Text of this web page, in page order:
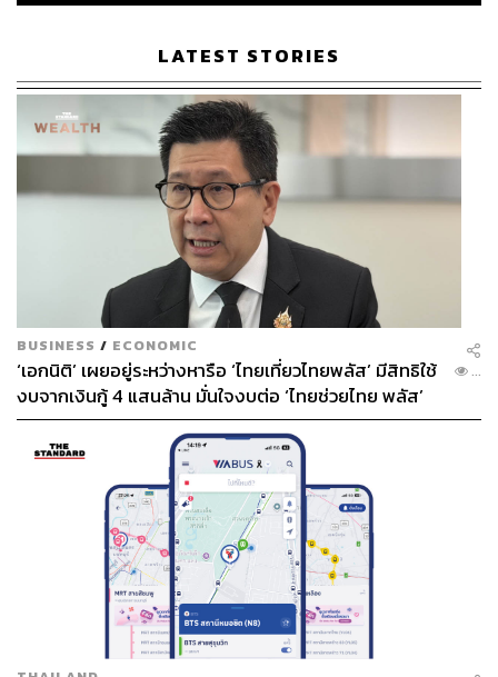
ประโยชน์จากกลไกของอาเซียนในการช่วยเหลือผู้อพยพเมีย
นมา และในขณะเดียวกันก็ให้ผู้นำกองทัพของไทยและเมีย
นมา ซึ่งน่าจะสามารถติดต่อกันได้ชี้แจงว่าไทยต้องดำเนิน
การ เพราะนี่คือมติของอาเซียน และไทยเป็นส่วนหนึ่งของ
อาเซียน เราจึงต้องรับหน้าที่เช่นนั้นในภารกิจนี้
ร่วมกันผลักดันกับประเทศสมาชิกให้ดำเนินการ Targeted
Sanctions ต้องเป็นการทำแบบเน้นเป้าหมาย ไม่ใช่การคว่ำ
บาตรหรือการลงโทษแบบเหมารวมที่จะทำให้คนเมียนมา
เดือดร้อน แต่เน้นเป้าหมายการหยุดและตัดท่อน้ำเลี้ยง เส้น
ทางการเข้าถึงและการใช้เงินของผู้นำกองทัพของเมียนมา
ซึ่งแน่นอนว่าผลประโยชน์ทางธุรกิจของเหล่าผู้นำกองทัพเมีย
นมาและเครือข่าย รวมทั้งเงินฝากมีอยู่ในทั่วโลก (สหรัฐฯ
และสหภาพยุโรป รวมทั้งออสเตรเลียและนิวซีแลนด์ ต่างยุติ
เส้นทางทางการเงินไปแล้ว) และในประเทศเพื่อนบ้าน โดย
เฉพาะในประเทศไทยและสิงคโปร์ ดังนั้นการผลักดันเรื่องนี้
ในเวทีอาเซียนเพื่อให้ได้มติจากส่วนรวม แล้วจึงให้แต่ละ
สมาชิกไปดำเนินการ จะเกิดขึ้นได้คงต้องผ่านการดำเนินการ
ในทางลับ คุยกันนอกรอบ ไม่เป็นทางการระหว่างไทย
มาเลเซีย สิงคโปร์ และอินโดนีเซีย
ไทยต้องร่วมผลักดันให้การประชุมอาเซียนในระดับรัฐมนตรี
และระดับสุดยอดผู้นำอาเซียนเกิดขึ้นในวาระเร่งด่วน และ
ร่วมกันออกแถลงการณ์ไปยังประเทศคู่เจรจาหลักของ
LATEST STORIES
BUSINESS / ECONOMIC
‘เอกนิติ’ เผยอยู่ระหว่างหารือ ‘ไทยเที่ยวไทยพลัส’ มีสิทธิใช้
งบจากเงินกู้ 4 แสนล้าน มั่นใจงบต่อ ‘ไทยช่วยไทย พลัส’
เฟส 2 มีเพียงพอ
...